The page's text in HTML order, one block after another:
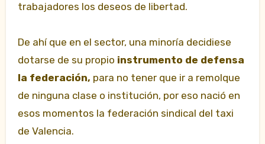
trabajadores los deseos de libertad.
De ahí que en el sector, una minoría decidiese
dotarse de su propio instrumento de defensa
la federación, para no tener que ir a remolque
de ninguna clase o institución, por eso nació en
esos momentos la federación sindical del taxi
de Valencia.